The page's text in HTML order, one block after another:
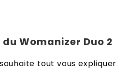
Womanizer Duo 2
tout vous expliquer